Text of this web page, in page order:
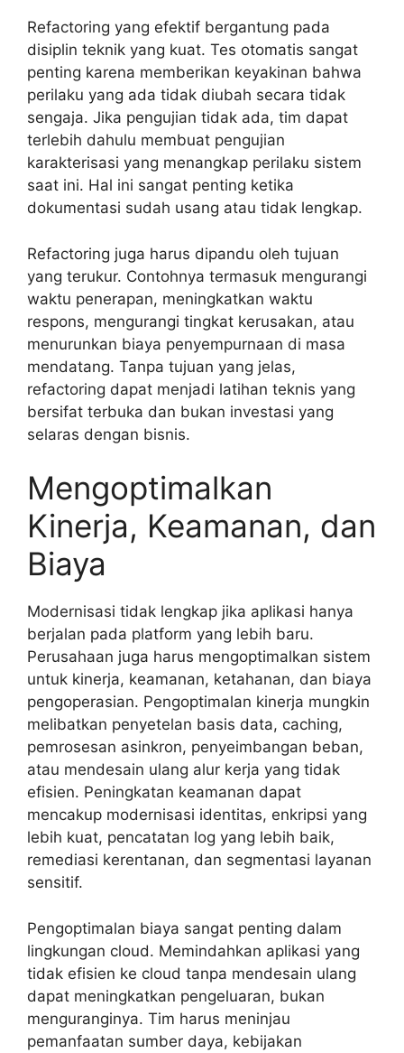
Refactoring yang efektif bergantung pada
disiplin teknik yang kuat. Tes otomatis sangat
penting karena memberikan keyakinan bahwa
perilaku yang ada tidak diubah secara tidak
sengaja. Jika pengujian tidak ada, tim dapat
terlebih dahulu membuat pengujian
karakterisasi yang menangkap perilaku sistem
saat ini. Hal ini sangat penting ketika
dokumentasi sudah usang atau tidak lengkap.
Refactoring juga harus dipandu oleh tujuan
yang terukur. Contohnya termasuk mengurangi
waktu penerapan, meningkatkan waktu
respons, mengurangi tingkat kerusakan, atau
menurunkan biaya penyempurnaan di masa
mendatang. Tanpa tujuan yang jelas,
refactoring dapat menjadi latihan teknis yang
bersifat terbuka dan bukan investasi yang
selaras dengan bisnis.
Mengoptimalkan
Kinerja, Keamanan, dan
Biaya
Modernisasi tidak lengkap jika aplikasi hanya
berjalan pada platform yang lebih baru.
Perusahaan juga harus mengoptimalkan sistem
untuk kinerja, keamanan, ketahanan, dan biaya
pengoperasian. Pengoptimalan kinerja mungkin
melibatkan penyetelan basis data, caching,
pemrosesan asinkron, penyeimbangan beban,
atau mendesain ulang alur kerja yang tidak
efisien. Peningkatan keamanan dapat
mencakup modernisasi identitas, enkripsi yang
lebih kuat, pencatatan log yang lebih baik,
remediasi kerentanan, dan segmentasi layanan
sensitif.
Pengoptimalan biaya sangat penting dalam
lingkungan cloud. Memindahkan aplikasi yang
tidak efisien ke cloud tanpa mendesain ulang
dapat meningkatkan pengeluaran, bukan
menguranginya. Tim harus meninjau
pemanfaatan sumber daya, kebijakan